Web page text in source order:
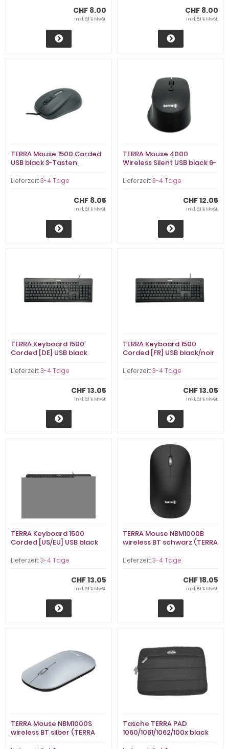
CHF 8.00
inkl. 8.1 % MwSt.
CHF 8.00
inkl. 8.1 % MwSt.
TERRA Mouse 1500 Corded
USB black 3-Tasten,
Lieferzeit:3-4 Tage
CHF 8.05
inkl. 8.1 % MwSt.
TERRA Mouse 4000
Wireless Silent USB black 6-
Lieferzeit:3-4 Tage
CHF 12.05
inkl. 8.1 % MwSt.
TERRA Keyboard 1500
Corded [DE] USB black
Lieferzeit:3-4 Tage
CHF 13.05
inkl. 8.1 % MwSt.
TERRA Keyboard 1500
Corded [FR] USB black/noir
Lieferzeit:3-4 Tage
CHF 13.05
inkl. 8.1 % MwSt.
TERRA Keyboard 1500
Corded [US/EU] USB black
Lieferzeit:3-4 Tage
CHF 13.05
inkl. 8.1 % MwSt.
TERRA Mouse NBM1000B
wireless BT schwarz (TERRA
Lieferzeit:3-4 Tage
CHF 18.05
inkl. 8.1 % MwSt.
TERRA Mouse NBM1000S
wireless BT silber (TERRA
Tasche TERRA PAD
1060/1061/1062/100x black